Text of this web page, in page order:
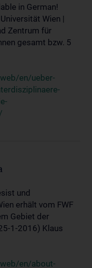
in German!
Wien |
Zentrum für
gesamt bzw. 5
en/ueber-
und
erhält vom FWF
Gebiet der
1-2016) Klaus
en/about-